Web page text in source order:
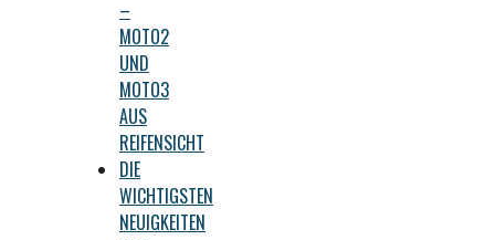
–
MOTO2
UND
MOTO3
AUS
REIFENSICHT
DIE
WICHTIGSTEN
NEUIGKEITEN